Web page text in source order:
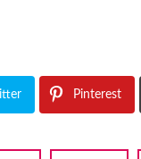
Pinterest